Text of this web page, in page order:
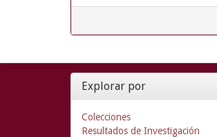
Explorar por
Colecciones
Resultados de Investigación